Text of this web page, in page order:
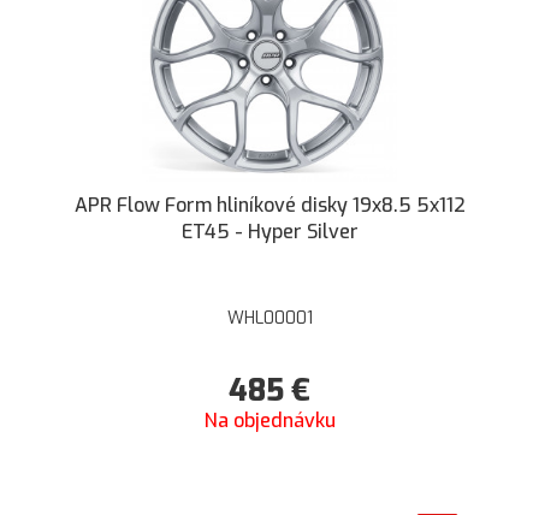
APR Flow Form hliníkové disky 19x8.5 5x112
ET45 - Hyper Silver
WHL00001
485€
Na objednávku